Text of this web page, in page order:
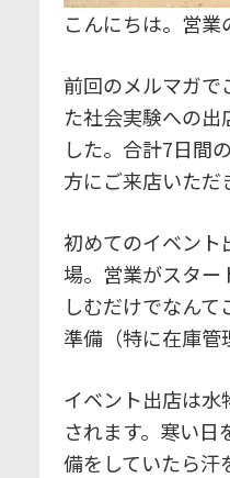
こんにちは。営業
前回のメルマガで
た社会実験への出
した。合計7日間
方にご来店いただ
初めてのイベン
場。営業がスター
しむだけでなんて
準備（特に在庫管
イベント出店は水
されます。寒い
備をしていたら汗